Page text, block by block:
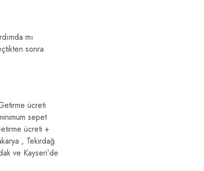
mı
sonra
ücreti
sepet
ücreti +
, Tekirdağ
ve Kayseri’de